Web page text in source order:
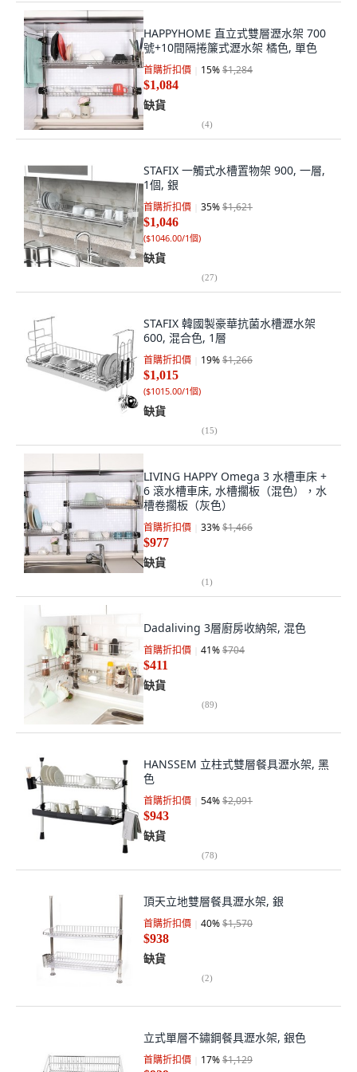
HAPPYHOME 直立式雙層瀝水架 700
號+10間隔捲簾式瀝水架 橘色, 單色
首購折扣價 15%$1,284
$1,084
缺貨
(4)
STAFIX 一觸式水槽置物架 900, 一層,
1個, 銀
首購折扣價 35%$1,621
$1,046
($1046.00/1個)
缺貨
(27)
STAFIX 韓國製豪華抗菌水槽瀝水架
600, 混合色, 1層
首購折扣價 19%$1,266
$1,015
($1015.00/1個)
缺貨
(15)
LIVING HAPPY Omega 3 水槽車床 +
6 滾水槽車床, 水槽擱板（混色），水
槽卷擱板（灰色）
首購折扣價 33%$1,466
$977
缺貨
(1)
Dadaliving 3層廚房收納架, 混色
首購折扣價 41%$704
$411
缺貨
(89)
HANSSEM 立柱式雙層餐具瀝水架, 黑
色
首購折扣價 54%$2,091
$943
缺貨
(78)
頂天立地雙層餐具瀝水架, 銀
首購折扣價 40%$1,570
$938
缺貨
(2)
立式單層不鏽鋼餐具瀝水架, 銀色
首購折扣價 17%$1,129